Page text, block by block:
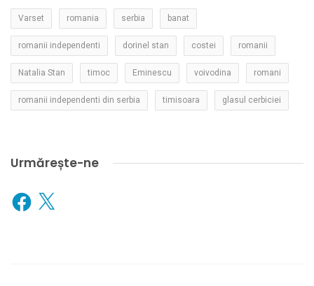
Varset romania serbia banat
romanii independenti dorinel stan costei romanii
Natalia Stan timoc Eminescu voivodina romani
romanii independenti din serbia timisoara glasul cerbiciei
Urmărește-ne
Facebook
X